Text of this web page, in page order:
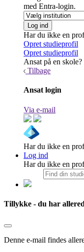
med Entra-login.
Har du ikke en
Opret studieprofil
Opret studieprofil
Ansat på en skole?
Tilbage
Ansat login
Via e-mail
Har du ikke en
Log ind
Har du ikke en
Tillykke - du har
Denne e-mail findes